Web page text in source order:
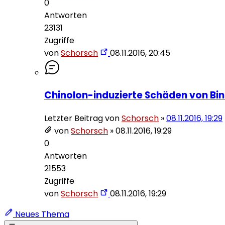
0
Antworten
23131
Zugriffe
vonSchorsch 08.11.2016, 20:45
Chinolon-induzierte Schäden von
Letzter Beitrag vonSchorsch »08.11.2016, 19:29
vonSchorsch »08.11.2016, 19:29
0
Antworten
21553
Zugriffe
vonSchorsch
08.11.2016, 19:29
Neues Thema